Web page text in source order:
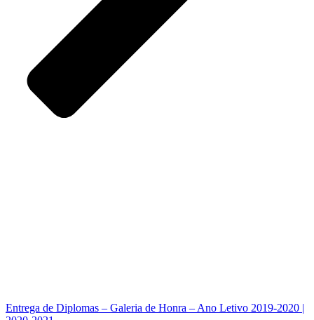
Entrega de Diplomas – Galeria de Honra – Ano Letivo 2019-2020 |